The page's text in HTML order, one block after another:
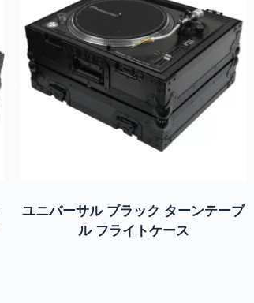
ユニバーサル ブラック ターンテーブ
ル フライトケース